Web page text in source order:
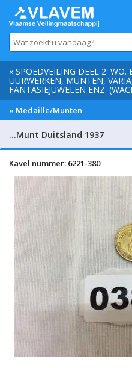
« SPOEDVEILING DEEL 2: WO.
UURWERKEN, MUNTEN,
FANTASIEJUWELEN ENZ.
« Medaille/Munten
…Munt Duitsland 1937
Kavel nummer: 6221-380